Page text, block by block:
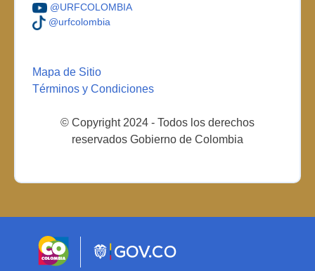
@URFCOLOMBIA
@urfcolombia
Mapa de Sitio
Términos y Condiciones
© Copyright 2024 - Todos los derechos
reservados Gobierno de Colombia